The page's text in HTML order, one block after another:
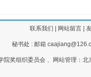
联系我们 网站留言|
秘书处 : 邮箱
院奖组织委员会 、网站管理：